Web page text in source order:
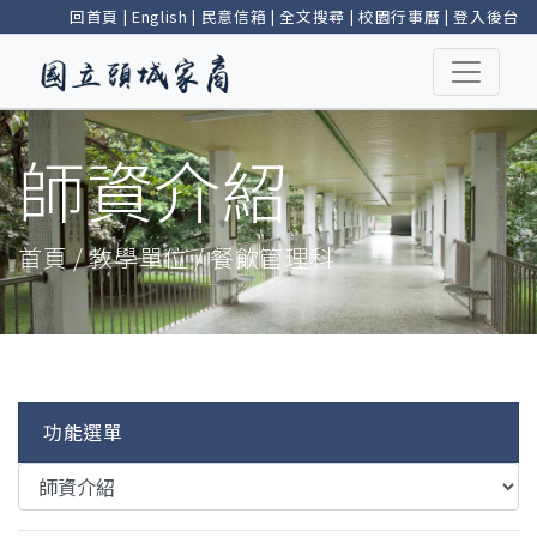
回首頁 | English | 民意信箱 |全文搜尋 | 校園行事曆 |登入後台
師資介紹
首頁 / 教學單位 / 餐飲管理科
功能選單